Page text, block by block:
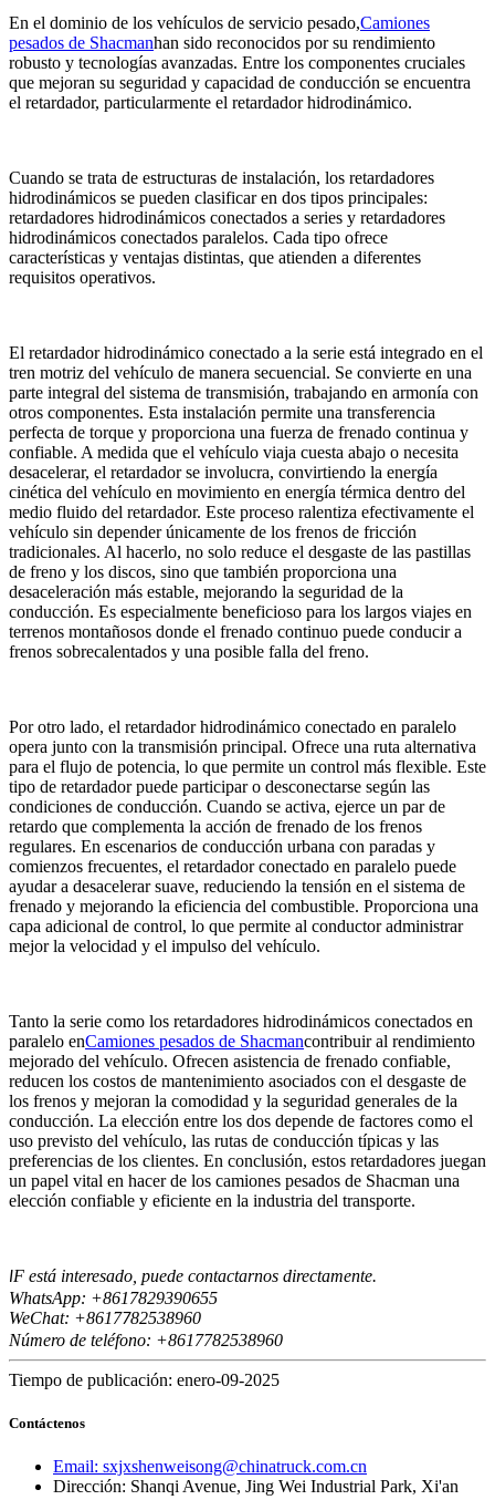
En el dominio de los vehículos de servicio pesado,Camiones
pesados ​​de Shacmanhan sido reconocidos por su rendimiento
robusto y tecnologías avanzadas. Entre los componentes cruciales
que mejoran su seguridad y capacidad de conducción se encuentra
el retardador, particularmente el retardador hidrodinámico.
Cuando se trata de estructuras de instalación, los retardadores
hidrodinámicos se pueden clasificar en dos tipos principales:
retardadores hidrodinámicos conectados a series y retardadores
hidrodinámicos conectados paralelos. Cada tipo ofrece
características y ventajas distintas, que atienden a diferentes
requisitos operativos.
El retardador hidrodinámico conectado a la serie está integrado en el
tren motriz del vehículo de manera secuencial. Se convierte en una
parte integral del sistema de transmisión, trabajando en armonía con
otros componentes. Esta instalación permite una transferencia
perfecta de torque y proporciona una fuerza de frenado continua y
confiable. A medida que el vehículo viaja cuesta abajo o necesita
desacelerar, el retardador se involucra, convirtiendo la energía
cinética del vehículo en movimiento en energía térmica dentro del
medio fluido del retardador. Este proceso ralentiza efectivamente el
vehículo sin depender únicamente de los frenos de fricción
tradicionales. Al hacerlo, no solo reduce el desgaste de las pastillas
de freno y los discos, sino que también proporciona una
desaceleración más estable, mejorando la seguridad de la
conducción. Es especialmente beneficioso para los largos viajes en
terrenos montañosos donde el frenado continuo puede conducir a
frenos sobrecalentados y una posible falla del freno.
Por otro lado, el retardador hidrodinámico conectado en paralelo
opera junto con la transmisión principal. Ofrece una ruta alternativa
para el flujo de potencia, lo que permite un control más flexible. Este
tipo de retardador puede participar o desconectarse según las
condiciones de conducción. Cuando se activa, ejerce un par de
retardo que complementa la acción de frenado de los frenos
regulares. En escenarios de conducción urbana con paradas y
comienzos frecuentes, el retardador conectado en paralelo puede
ayudar a desacelerar suave, reduciendo la tensión en el sistema de
frenado y mejorando la eficiencia del combustible. Proporciona una
capa adicional de control, lo que permite al conductor administrar
mejor la velocidad y el impulso del vehículo.
Tanto la serie como los retardadores hidrodinámicos conectados en
paralelo enCamiones pesados ​​de Shacmancontribuir al rendimiento
mejorado del vehículo. Ofrecen asistencia de frenado confiable,
reducen los costos de mantenimiento asociados con el desgaste de
los frenos y mejoran la comodidad y la seguridad generales de la
conducción. La elección entre los dos depende de factores como el
uso previsto del vehículo, las rutas de conducción típicas y las
preferencias de los clientes. En conclusión, estos retardadores juegan
un papel vital en hacer de los camiones pesados ​​de Shacman una
elección confiable y eficiente en la industria del transporte.
IF está interesado, puede contactarnos directamente.
WhatsApp: +8617829390655
WeChat: +8617782538960
Número de teléfono: +8617782538960
Tiempo de publicación: enero-09-2025
Contáctenos
Email: sxjxshenweisong@chinatruck.com.cn
Dirección: Shanqi Avenue, Jing Wei Industrial Park, Xi'an